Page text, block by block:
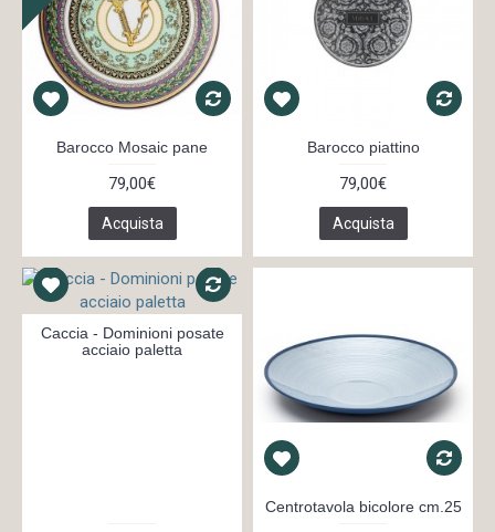
Barocco Mosaic pane
79,00€
Acquista
Barocco piattino
79,00€
Acquista
Caccia - Dominioni posate
acciaio paletta
Centrotavola bicolore cm.25